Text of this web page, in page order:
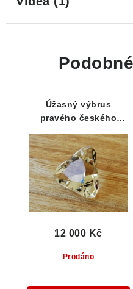
Úžasný výbrus
pravého českého
Prodáno
12 000 Kč